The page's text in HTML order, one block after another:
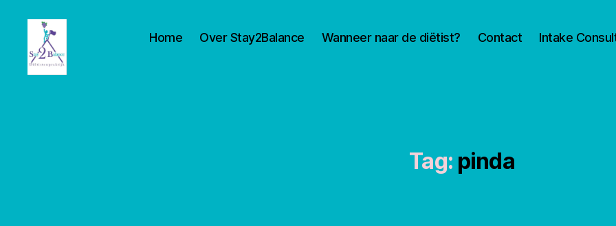
Home Over Stay2Balance Wanneer naar de diëtist? Contact Intake
Tag: pinda